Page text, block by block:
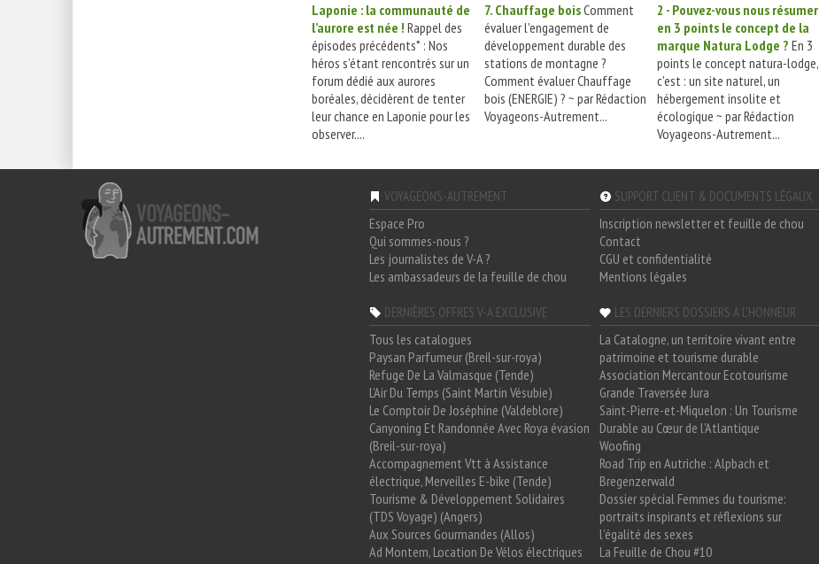
Laponie : la communauté de
l’aurore est née ! Rappel des
épisodes précédents* : Nos
héros s’étant rencontrés sur un
forum dédié aux aurores
boréales, décidèrent de tenter
leur chance en Laponie pour les
observer....
7. Chauffage boisComment
évaluer l'engagement de
développement durable des
stations de montagne ?
Comment évaluer Chauffage
bois (ENERGIE) ? ~ par Rédaction
Voyageons-Autrement...
2 - Pouvez-vous nous résumer
en 3 points le concept de la
marque Natura Lodge ? En 3
points le concept natura-lodge,
c'est : un site naturel, un
hébergement insolite et
écologique ~ par Rédaction
Voyageons-Autrement...
VOYAGEONS-AUTREMENT
Espace Pro
Qui sommes-nous ?
Les journalistes de V-A ?
Les ambassadeurs de la feuille de chou
SUPPORT CLIENT & DOCUMENTS LÉGAUX
Inscription newsletter et feuille de chou
Contact
CGU et confidentialité
Mentions légales
DERNIÈRES OFFRES V-A EXCLUSIVE
Tous les catalogues
Paysan Parfumeur (Breil-sur-roya)
Refuge De La Valmasque (Tende)
L'Air Du Temps (Saint Martin Vésubie)
Le Comptoir De Joséphine (Valdeblore)
Canyoning Et Randonnée Avec Roya évasion
(Breil-sur-roya)
Accompagnement Vtt à Assistance
électrique, Merveilles E-bike (Tende)
Tourisme & Développement Solidaires
(TDS Voyage) (Angers)
Aux Sources Gourmandes (Allos)
Ad Montem, Location De Vélos électriques
LES DERNIERS DOSSIERS A L'HONNEUR
La Catalogne, un territoire vivant entre
patrimoine et tourisme durable
Association Mercantour Ecotourisme
Grande Traversée Jura
Saint-Pierre-et-Miquelon : Un Tourisme
Durable au Cœur de l'Atlantique
Woofing
Road Trip en Autriche : Alpbach et
Bregenzerwald
Dossier spécial Femmes du tourisme:
portraits inspirants et réflexions sur
l'égalité des sexes
La Feuille de Chou #10